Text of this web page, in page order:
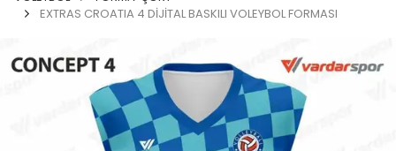
EXTRAS CROATIA 4 DİJİTAL BASKILI VOLEYBOL FORMASI